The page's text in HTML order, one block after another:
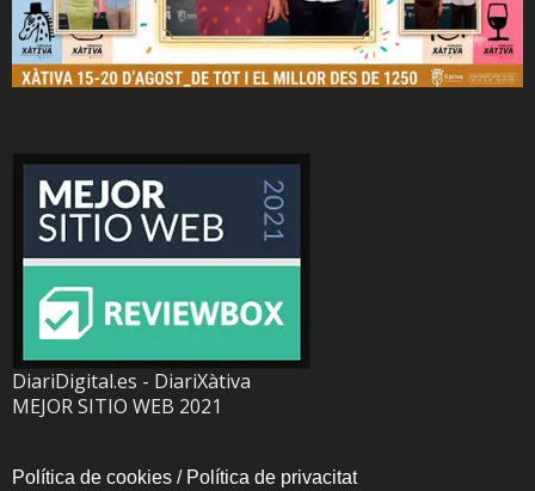
DiariDigital.es - DiariXàtiva
MEJOR SITIO WEB 2021
Política de cookies / Política de privacitat